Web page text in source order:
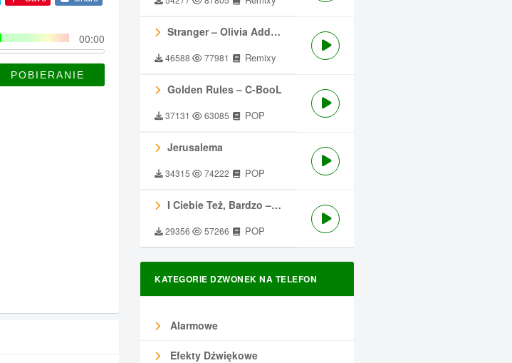
00:00 Stranger – Olivia Addams
46588 77981 Remixy
Golden Rules – C-BooL
37131 63085 POP
Jerusalema
34315 74222 POP
I Ciebie Też, Bardzo – Męskie Granie
29356 57266 POP
KATEGORIE DZWONEK NA TELEFON
Alarmowe
Efekty Dźwiękowe